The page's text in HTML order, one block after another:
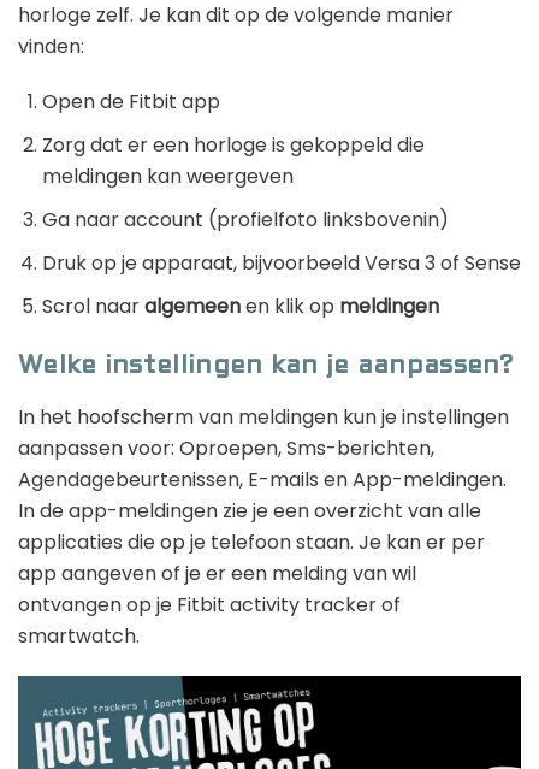
horloge zelf. Je kan dit op de volgende manier
vinden:
Open de Fitbit app
Zorg dat er een horloge is gekoppeld die
meldingen kan weergeven
Ga naar account (profielfoto linksbovenin)
Druk op je apparaat, bijvoorbeeld Versa 3 of Sense
Scrol naaralgemeenen klik op meldingen
Welke instellingen kan je aanpassen?
In het hoofscherm van meldingen kun je instellingen
aanpassen voor: Oproepen, Sms-berichten,
Agendagebeurtenissen, E-mails en App-meldingen.
In de app-meldingen zie je een overzicht van alle
applicaties die op je telefoon staan. Je kan er per
app aangeven of je er een melding van wil
ontvangen op je Fitbit activity tracker of
smartwatch.